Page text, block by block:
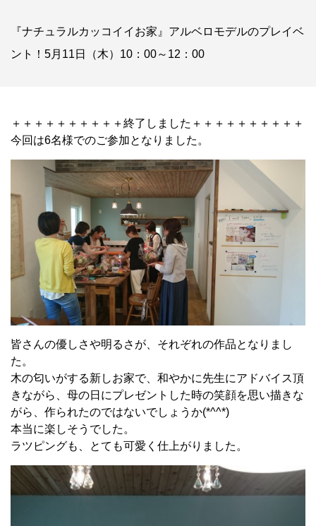
『ナチュラルカッコイイお家』アルベロモデルのプレイベ
ント！5月11日（木）10：00～12：00
＋＋＋＋＋＋＋＋＋＋終了しました＋＋＋＋＋＋＋＋＋＋
今回は6名様でのご参加となりました。
皆さんの優しさや明るさが、それぞれの作品となりまし
た。
木の匂いがする新しお家で、和やかに先生にアドバイス頂
きながら、母の日にプレゼントした時の笑顔を思い描きな
がら、作られたのではないでしょうか(*^^*)
本当に楽しそうでした。
ラツピングも、とても可愛く仕上がりました。